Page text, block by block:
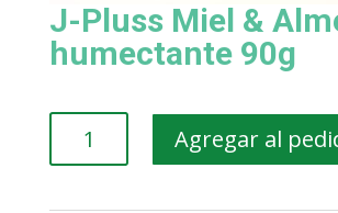
J-Pluss Miel &
humectante 90g
Agregar al